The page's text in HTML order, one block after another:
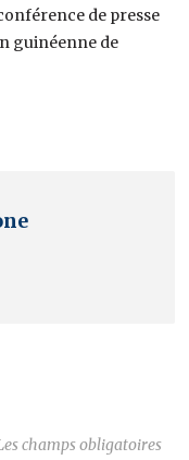
de presse
guinéenne de
champs obligatoires